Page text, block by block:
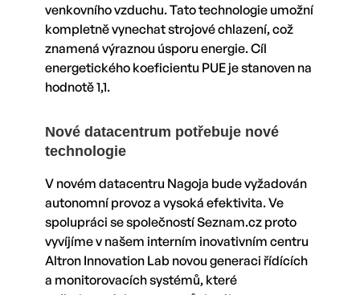
venkovního vzduchu. Tato technologie umožní
kompletně vynechat strojové chlazení, což
znamená výraznou úsporu energie. Cíl
energetického koeficientu PUE je stanoven na
hodnotě 1,1.
Nové datacentrum potřebuje nové
technologie
V novém datacentru Nagoja bude vyžadován
autonomní provoz a vysoká efektivita. Ve
spolupráci se společností Seznam.cz proto
vyvíjíme v našem interním inovativním centru
Altron Innovation Lab novou generaci řídících
a monitorovacích systémů, které